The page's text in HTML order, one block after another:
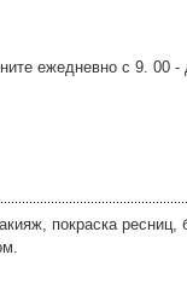
ежедневно с 9.
покраска